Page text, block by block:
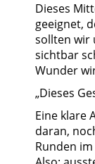
Dieses
geeignet,
sollten wir
sichtbar
Wunder
„Dieses
Eine klare
daran,
Runden